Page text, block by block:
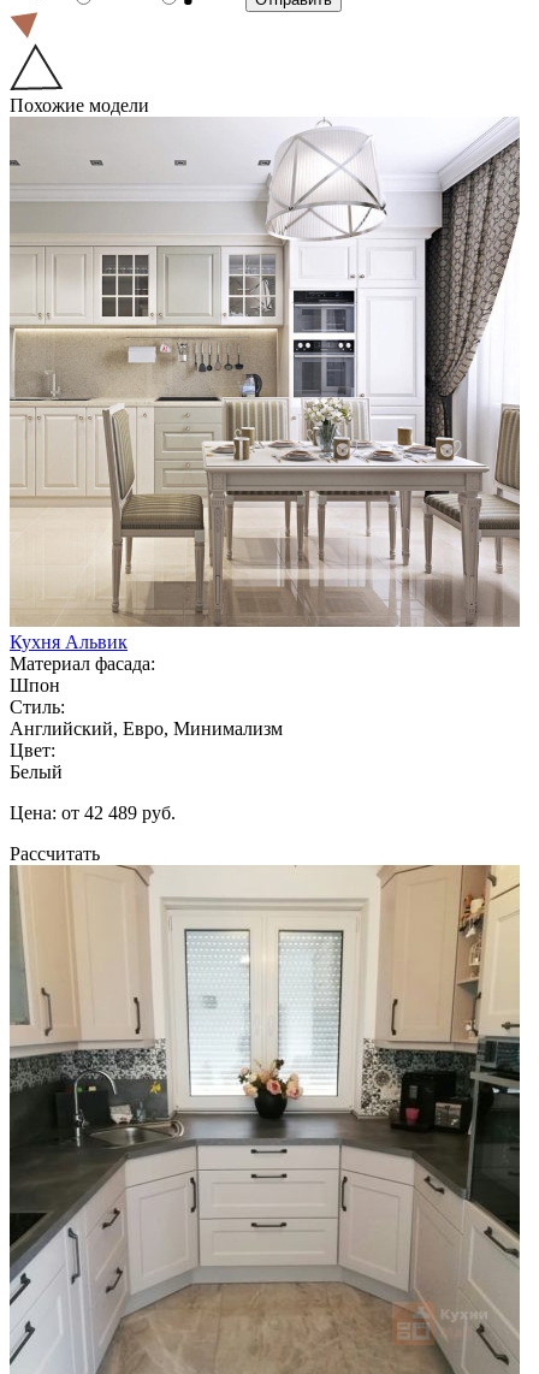
Похожие модели
Кухня Альвик
Материал фасада:
Шпон
Стиль:
Английский, Евро, Минимализм
Цвет:
Белый
Цена: от 42 489 руб.
Рассчитать